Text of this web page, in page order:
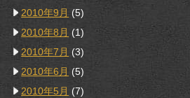
2010年9月 (5)
2010年8月 (1)
2010年7月 (3)
2010年6月 (5)
2010年5月 (7)